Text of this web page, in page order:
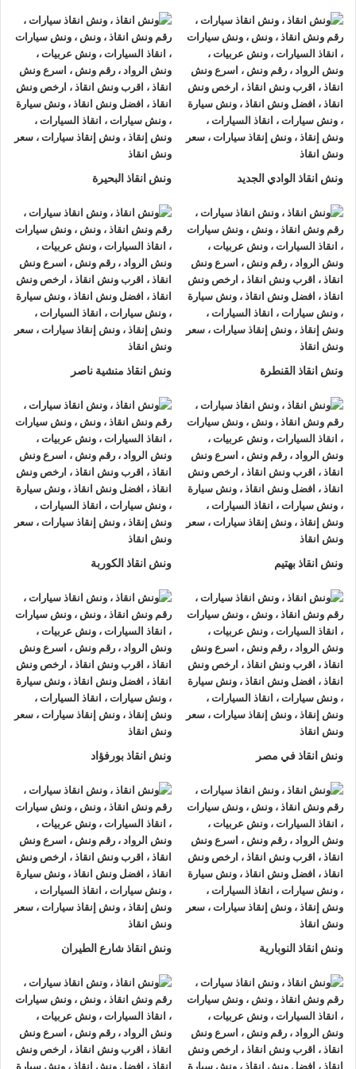
ونش انقاذ سيارات الروادلأنقاذ السيارات اسرع و ارخصونش انقاذ
سيارات في العريش بخصم 50% اتصل بنا الان ليصلك
اقرب ونش
انقاذ سيارات في العريشهناك العديد من الظروف الطارئة التي قد
تحدث لنا اثناء القيادة علي الطريق فمن الممكن ان تتعرض لحادث
سير مفاجي او ان تتعطل سيارتك وقد تحتاج الي نقلها الي اقرب
مركز صيانة او توكيل.
أذا كنت تبحث عن ونش انقاذ سيارات في العريش اتصل بنا الان
علي 01063144040
01093018585
–
01120018852
ونش انقاذ , ونش انقاذ سيارات
ونش انقاذ العريش
ونش انقاذ العريشنقدم خدمة المساعدة على الطريق بسرعة
وبأسعار معقولة ، وخدمةإنقاذ السياراتفي العريش و على جميع
الطرق و لدينا فريق من السائقين الوناشين ذوي الخبرة والمدربين
لتزويدك بأفضل مساعدة على الطريق و تقديم خدمات الانقاذ
السريع.
ونش إنقاذ سياراتمن شركةالرواد لإنقاذ السياراتيقدم تجربة
فريدةلإنقاذ السيارات، تمتع بتجربةونش انقاذ سياراتمنونش
انقاذ الروادوأحصل على خصم 50% ، لدينا ونش انقاذمزود بأجهزة
تتبع GPS لأمانك وأمان سيارتك.
اتصل بخدمة العملاء التابعة لنا على مدار 24 ساعة الآن للحصول
علىأقرب ونش انقاذمن موقعك في العريش فريق المساعدة على
أهبة الاستعداد و جاهز دائما لمساعدتك في أي وقت من النهار أو
الليل 24/7/365 تشمل خدمات
انقاذ السيارات في العريش
يلي:
1- السرعة
يصلكونش انقاذ السيارات
بسرعة فائقة خلال 30 دقيقة بحد اقصي
فور طلبك لـونش إنقاذ سياراتمن أجل إنقاذ السياراتالمُعطّلة في
ونش انقاذ الوادي الجديد ونش انقاذ البحيرة
ونش انقاذ القنطرة ونش انقاذ منشية ناصر
ونش انقاذ بهتيم ونش انقاذ الكوربة
ونش انقاذ في مصر ونش انقاذ بورفؤاد
ونش انقاذ النوبارية ونش انقاذ شارع الطيران